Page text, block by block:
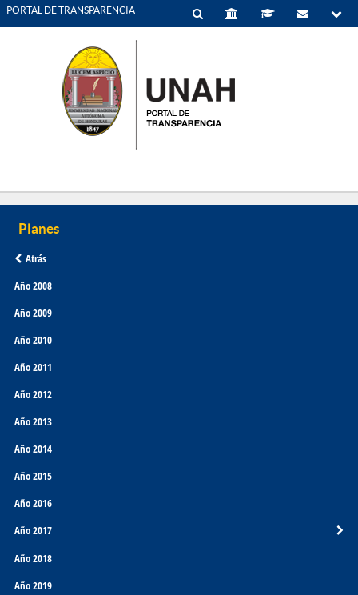
PORTAL DE TRANSPARENCIA
Atrás
Año 2008
Año 2009
Año 2010
Año 2011
Año 2012
Año 2013
Año 2014
Año 2015
Año 2016
Año 2017
Año 2018
Año 2019